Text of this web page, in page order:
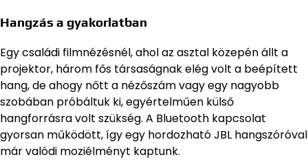
Hangzás a gyakorlatban
Egy családi filmnézésnél, ahol az asztal közepén állt a
projektor, három fős társaságnak elég volt a beépített
hang, de ahogy nőtt a nézőszám vagy egy nagyobb
szobában próbáltuk ki, egyértelműen külső
hangforrásra volt szükség. A Bluetooth kapcsolat
gyorsan működött, így egy hordozható JBL hangszóróval
már valódi moziélményt kaptunk.